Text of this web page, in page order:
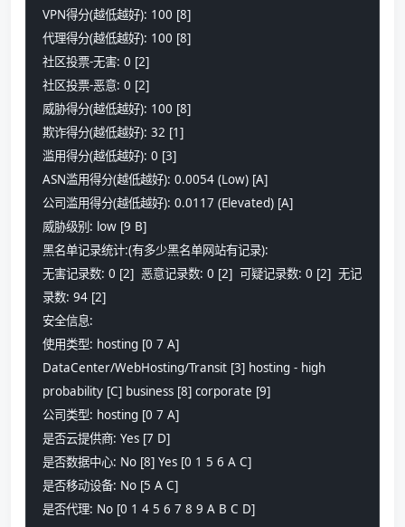
VPN得分(越低越好): 100 [8]
代理得分(越低越好): 100 [8]
社区投票-无害: 0 [2]
社区投票-恶意: 0 [2]
威胁得分(越低越好): 100 [8]
欺诈得分(越低越好): 32 [1]
滥用得分(越低越好): 0 [3]
ASN滥用得分(越低越好): 0.0054 (Low) [A]
公司滥用得分(越低越好): 0.0117 (Elevated) [A]
威胁级别: low [9 B]
黑名单记录统计:(有多少黑名单网站有记录):
无害记录数: 0 [2]  恶意记录数: 0 [2]  可疑记录数: 0 [2]  无记
录数: 94 [2]
安全信息:
使用类型: hosting [0 7 A]
DataCenter/WebHosting/Transit [3] hosting - high
probability [C] business [8] corporate [9]
公司类型: hosting [0 7 A]
是否云提供商: Yes [7 D]
是否数据中心: No [8] Yes [0 1 5 6 A C]
是否移动设备: No [5 A C]
是否代理: No [0 1 4 5 6 7 8 9 A B C D]